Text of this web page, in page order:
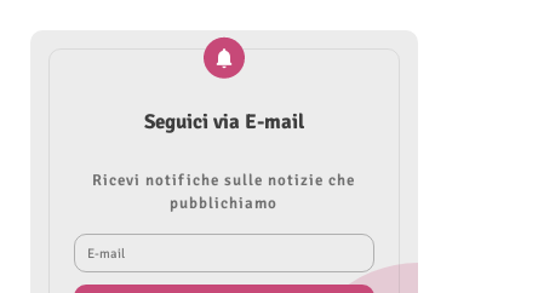
Seguici via E-mail
Ricevi notifiche sulle notizie che
pubblichiamo